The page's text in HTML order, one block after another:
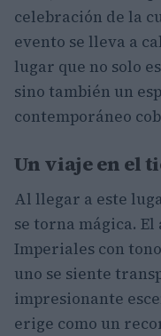
celebración de la
evento se lleva a
lugar que no solo
sino también un
contemporáneo
Un viaje en el
Al llegar a este
se torna mágica.
Imperiales con
uno se siente
impresionante
erige como un